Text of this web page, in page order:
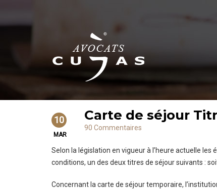
10
MAR
Carte de séjour
90 Commentaires
Selon la législation en vigueur à l’heure actuelle les
conditions, un des deux titres de séjour suivants :
Concernant la carte de séjour temporaire,